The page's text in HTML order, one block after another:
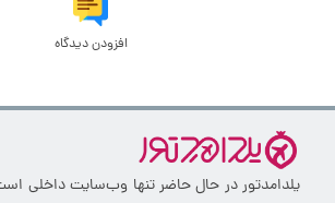
افزودن دیدگاه
یلدامدتور در حال حاضر تنها وب‌سایت داخلی